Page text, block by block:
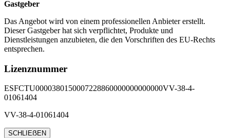
Gastgeber
Das Angebot wird von einem professionellen Anbieter erstellt.
Dieser Gastgeber hat sich verpflichtet, Produkte und
Dienstleistungen anzubieten, die den Vorschriften des EU-Rechts
entsprechen.
Lizenznummer
ESFCTU0000380150007228860000000000000VV-38-4-
01061404
VV-38-4-01061404
SCHLIEẞEN